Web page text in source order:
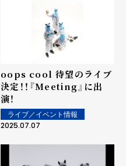
oops cool 待望のライブ
決定！！『Meeting』に出
演！
ライブ／イベント情報
2025.07.07